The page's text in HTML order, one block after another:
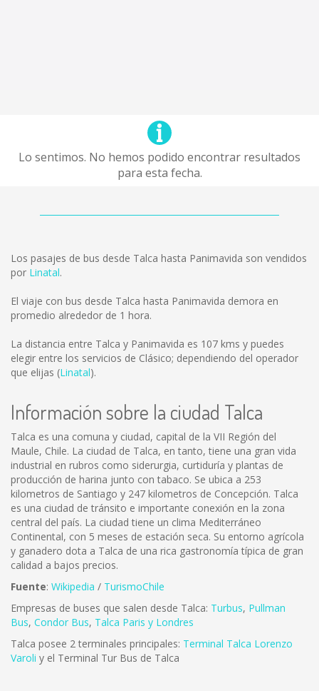
Lo sentimos. No hemos podido encontrar resultados
para esta fecha.
Los pasajes de bus desde Talca hasta Panimavida son vendidos
por Linatal.
El viaje con bus desde Talca hasta Panimavida demora en
promedio alrededor de 1 hora.
La distancia entre Talca y Panimavida es 107 kms y puedes
elegir entre los servicios de Clásico; dependiendo del operador
que elijas (Linatal).
Información sobre la ciudad Talca
Talca es una comuna y ciudad, capital de la VII Región del
Maule, Chile. La ciudad de Talca, en tanto, tiene una gran vida
industrial en rubros como siderurgia, curtiduría y plantas de
producción de harina junto con tabaco. Se ubica a 253
kilometros de Santiago y 247 kilometros de Concepción. Talca
es una ciudad de tránsito e importante conexión en la zona
central del país. La ciudad tiene un clima Mediterráneo
Continental, con 5 meses de estación seca. Su entorno agrícola
y ganadero dota a Talca de una rica gastronomía típica de gran
calidad a bajos precios.
Fuente: Wikipedia / TurismoChile
Empresas de buses que salen desde Talca: Turbus, Pullman
Bus, Condor Bus, Talca Paris y Londres
Talca posee 2 terminales principales: Terminal Talca Lorenzo
Varoli y el Terminal Tur Bus de Talca